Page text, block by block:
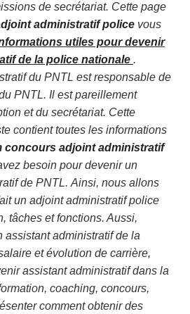
de secrétariat. Cette page
administratif police vous
utiles pour devenir
de la police nationale .
du PNTL est responsable de
PNTL. Il est pareillement
et du secrétariat. Cette
contient toutes les informations
concours adjoint administratif
besoin pour devenir un
de PNTL. Ainsi, nous allons
un adjoint administratif police
tâches et fonctions. Aussi,
assistant administratif de la
et évolution de carrière,
assistant administratif dans la
coaching, concours,
comment obtenir des